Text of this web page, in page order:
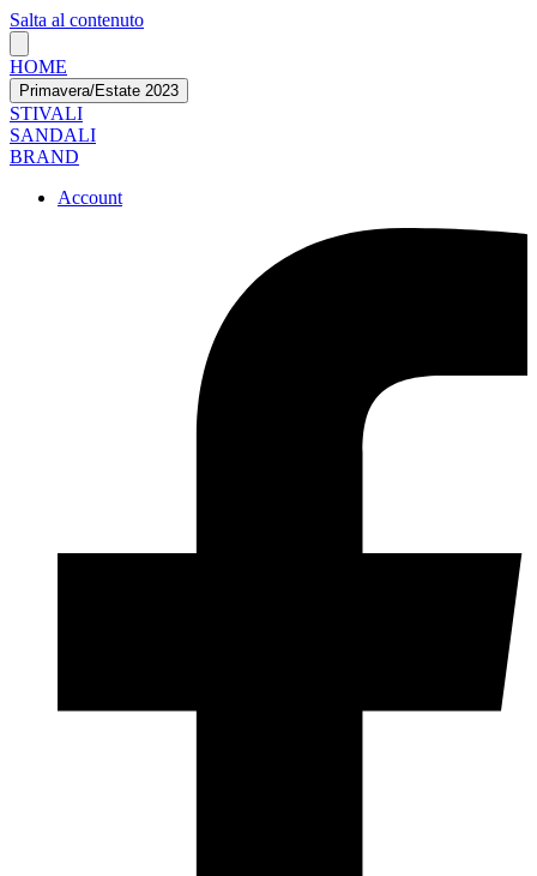
Salta al contenuto
HOME
Primavera/Estate 2023
STIVALI
SANDALI
BRAND
Account